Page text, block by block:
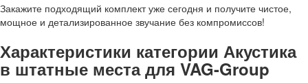
Закажите подходящий комплект уже сегодня и получите чистое,
мощное и детализированное звучание без компромиссов!
Характеристики категории Акустика
в штатные места для VAG-Group